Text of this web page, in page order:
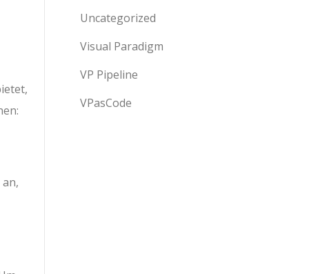
Uncategorized
Visual Paradigm
VP Pipeline
VPasCode